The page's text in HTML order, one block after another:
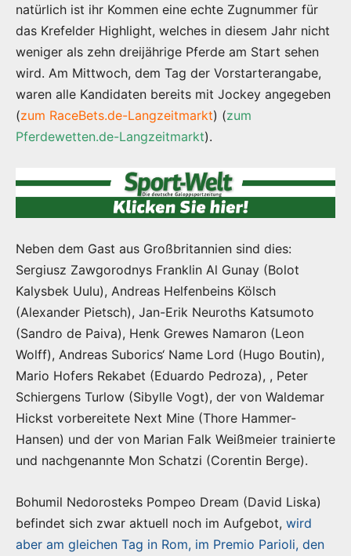
natürlich ist ihr Kommen eine echte Zugnummer für
das Krefelder Highlight, welches in diesem Jahr nicht
weniger als zehn dreijährige Pferde am Start sehen
wird. Am Mittwoch, dem Tag der Vorstarterangabe,
waren alle Kandidaten bereits mit Jockey angegeben
(zum RaceBets.de-Langzeitmarkt) (zum
Pferdewetten.de-Langzeitmarkt).
Neben dem Gast aus Großbritannien sind dies:
Sergiusz Zawgorodnys Franklin Al Gunay (Bolot
Kalysbek Uulu), Andreas Helfenbeins Kölsch
(Alexander Pietsch), Jan-Erik Neuroths Katsumoto
(Sandro de Paiva), Henk Grewes Namaron (Leon
Wolff), Andreas Suborics‘ Name Lord (Hugo Boutin),
Mario Hofers Rekabet (Eduardo Pedroza), , Peter
Schiergens Turlow (Sibylle Vogt), der von Waldemar
Hickst vorbereitete Next Mine (Thore Hammer-
Hansen) und der von Marian Falk Weißmeier trainierte
und nachgenannte Mon Schatzi (Corentin Berge).
Bohumil Nedorosteks Pompeo Dream (David Liska)
befindet sich zwar aktuell noch im Aufgebot, wird
aber am gleichen Tag in Rom, im Premio Parioli, den